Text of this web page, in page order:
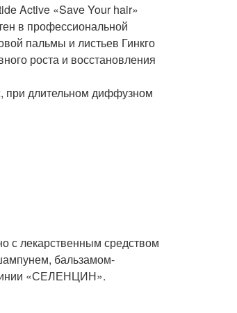
Active «Save Your hair»
в профессиональной
пальмы и листьев Гинкго
роста и восстановления
при длительном диффузном
с лекарственным средством
бальзамом-
«СЕЛЕНЦИН».